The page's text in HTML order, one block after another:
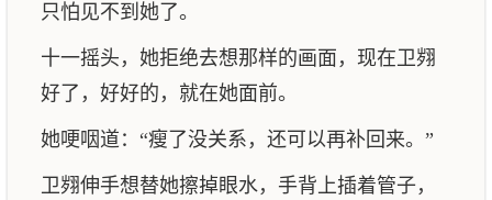
只怕见不到她了。
十一摇头，她拒绝去想那样的画面，现在卫翙
好了，好好的，就在她面前。
她哽咽道：“瘦了没关系，还可以再补回来。”
卫翙伸手想替她擦掉眼水，手背上插着管子，